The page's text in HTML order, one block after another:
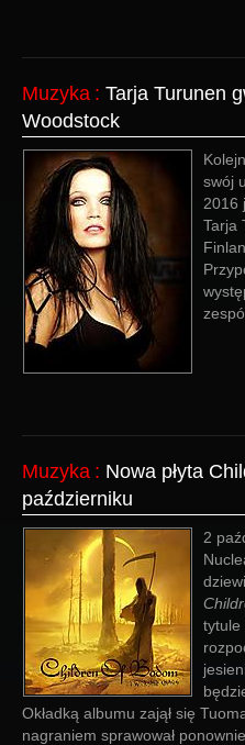
Muzyka : Tarja Turunen
Woodstock
swój
2016
Tarja
Muzyka : Nowa płyta
październiku
2
tytule
Okładką albumu zajął się
nagraniem sprawował